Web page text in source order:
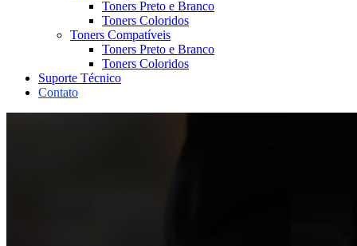
Toners Preto e Branco
Toners Coloridos
Toners Compatíveis
Toners Preto e Branco
Toners Coloridos
Suporte Técnico
Contato